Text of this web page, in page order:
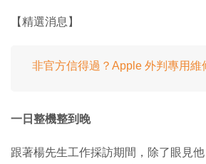
【精選消息】
非官方信得過？Apple 外判專用維
一日整機整到晚
跟著楊先生工作採訪期間，除了眼見